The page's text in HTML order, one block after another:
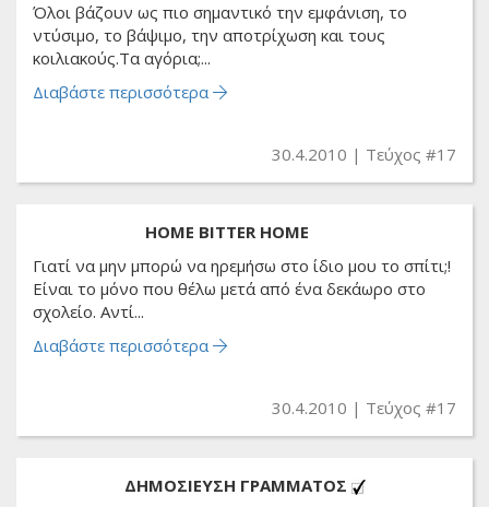
Όλοι βάζουν ως πιο σημαντικό την εμφάνιση, το
ντύσιμο, το βάψιμο, την αποτρίχωση και τους
κοιλιακούς.Τα αγόρια;...
Διαβάστε περισσότερα
30.4.2010 Τεύχος #17
HOME BITTER HOME
Γιατί να μην μπορώ να ηρεμήσω στο ίδιο μου το σπίτι;!
Είναι το μόνο που θέλω μετά από ένα δεκάωρο στο
σχολείο. Αντί...
Διαβάστε περισσότερα
30.4.2010 Τεύχος #17
ΔΗΜΟΣΙΕΥΣΗ ΓΡΑΜΜΑΤΟΣ